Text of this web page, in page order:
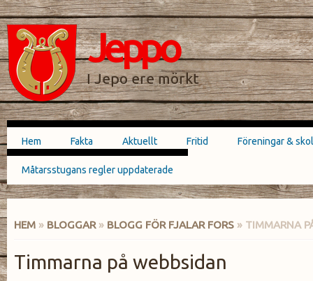
Hoppa till
huvudinnehåll
Skip to
navigation
Jeppo
I Jepo ere mörkt
SÖKFORMULÄR
Huvudmeny
Hem Fakta Aktuellt Fritid Föreningar &
Måtarsstugans regler uppdaterade
HEM » BLOGGAR» BLOGG FÖR FJALAR FORS » TIMMARNA
Timmarna på webbsidan